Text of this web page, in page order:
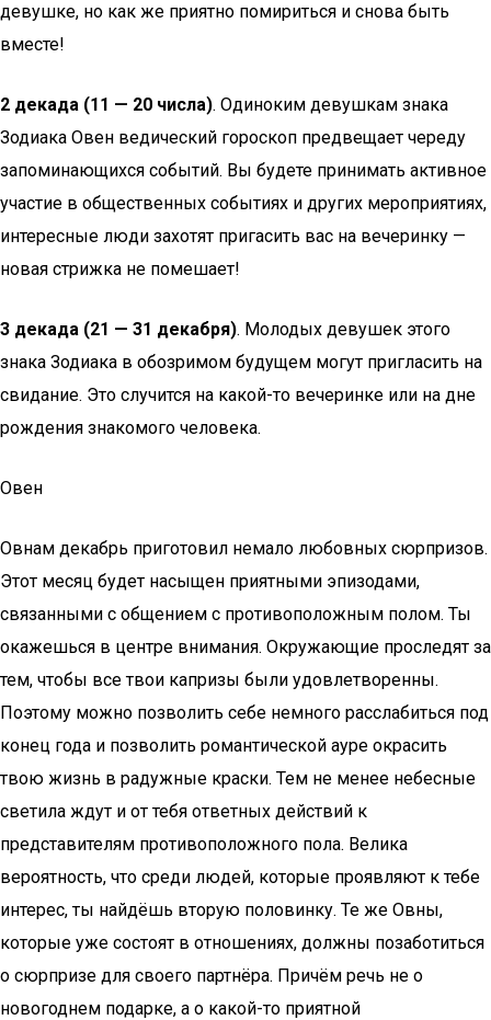
девушке, но как же приятно помириться и снова быть
вместе!
2 декада (11 — 20 числа). Одиноким девушкам знака
Зодиака Овен ведический гороскоп предвещает череду
запоминающихся событий. Вы будете принимать активное
участие в общественных событиях и других мероприятиях,
интересные люди захотят пригасить вас на вечеринку —
новая стрижка не помешает!
3 декада (21 — 31 декабря). Молодых девушек этого
знака Зодиака в обозримом будущем могут пригласить на
свидание. Это случится на какой-то вечеринке или на дне
рождения знакомого человека.
Овен
Овнам декабрь приготовил немало любовных сюрпризов.
Этот месяц будет насыщен приятными эпизодами,
связанными с общением с противоположным полом. Ты
окажешься в центре внимания. Окружающие проследят за
тем, чтобы все твои капризы были удовлетворенны.
Поэтому можно позволить себе немного расслабиться под
конец года и позволить романтической ауре окрасить
твою жизнь в радужные краски. Тем не менее небесные
светила ждут и от тебя ответных действий к
представителям противоположного пола. Велика
вероятность, что среди людей, которые проявляют к тебе
интерес, ты найдёшь вторую половинку. Те же Овны,
которые уже состоят в отношениях, должны позаботиться
о сюрпризе для своего партнёра. Причём речь не о
новогоднем подарке, а о какой-то приятной